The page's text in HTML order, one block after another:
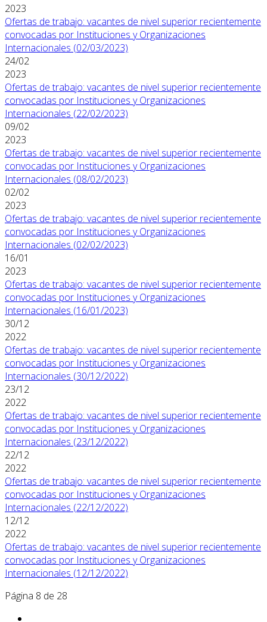
2023
Ofertas de trabajo: vacantes de nivel superior recientemente
convocadas por Instituciones y Organizaciones
Internacionales (02/03/2023)
24/02
2023
Ofertas de trabajo: vacantes de nivel superior recientemente
convocadas por Instituciones y Organizaciones
Internacionales (22/02/2023)
09/02
2023
Ofertas de trabajo: vacantes de nivel superior recientemente
convocadas por Instituciones y Organizaciones
Internacionales (08/02/2023)
02/02
2023
Ofertas de trabajo: vacantes de nivel superior recientemente
convocadas por Instituciones y Organizaciones
Internacionales (02/02/2023)
16/01
2023
Ofertas de trabajo: vacantes de nivel superior recientemente
convocadas por Instituciones y Organizaciones
Internacionales (16/01/2023)
30/12
2022
Ofertas de trabajo: vacantes de nivel superior recientemente
convocadas por Instituciones y Organizaciones
Internacionales (30/12/2022)
23/12
2022
Ofertas de trabajo: vacantes de nivel superior recientemente
convocadas por Instituciones y Organizaciones
Internacionales (23/12/2022)
22/12
2022
Ofertas de trabajo: vacantes de nivel superior recientemente
convocadas por Instituciones y Organizaciones
Internacionales (22/12/2022)
12/12
2022
Ofertas de trabajo: vacantes de nivel superior recientemente
convocadas por Instituciones y Organizaciones
Internacionales (12/12/2022)
Página 8 de 28